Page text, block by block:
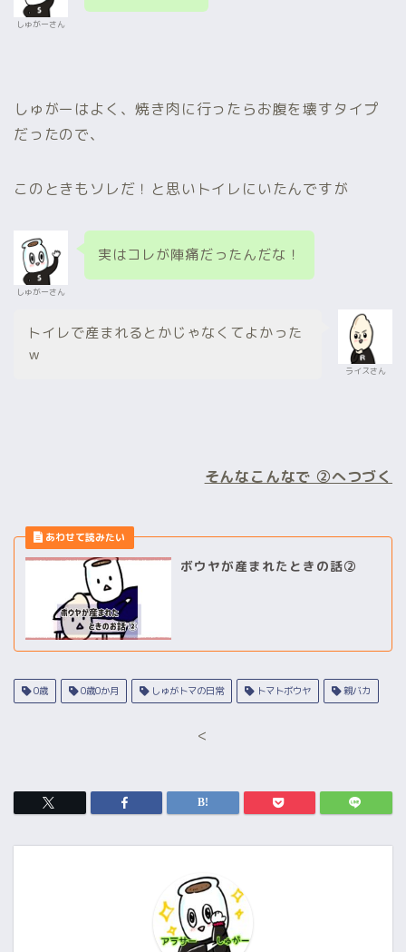
しゅがーさん
しゅがーはよく、焼き肉に行ったらお腹を壊すタイプ
だったので、
このときもソレだ！と思いトイレにいたんですが
しゅがーさん
実はコレが陣痛だったんだな！
ライスさん
トイレで産まれるとかじゃなくてよかった
ｗ
そんなこんなで ②へつづく
ボウヤが産まれたときの話②
0歳 0歳0か月 しゅがトマの日常 トマトボウヤ 親バカ
<